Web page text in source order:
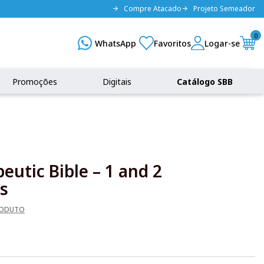
Compre Atacado Projeto Semeador
0
Promoções Digitais Catálogo SBB
Bible – 1 and 2